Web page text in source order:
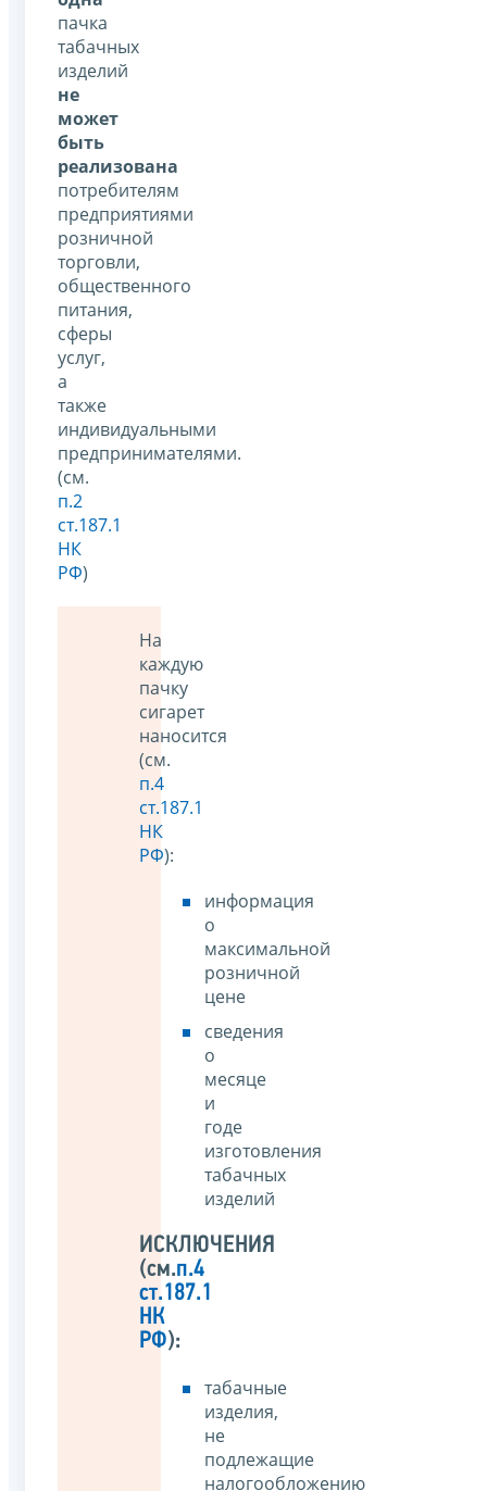
пачка
табачных
изделий
не
может
быть
реализована
потребителям
предприятиями
розничной
торговли,
общественного
питания,
сферы
услуг,
а
также
индивидуальными
предпринимателями.
(см.
п.2
ст.187.1
НК
РФ)
На
каждую
пачку
сигарет
наносится
(см.
п.4
ст.187.1
НК
РФ):
информация
о
максимальной
розничной
цене
сведения
о
месяце
и
годе
изготовления
табачных
изделий
ИСКЛЮЧЕНИЯ
(см.п.4
ст.187.1
НК
РФ):
табачные
изделия,
не
подлежащие
налогообложению